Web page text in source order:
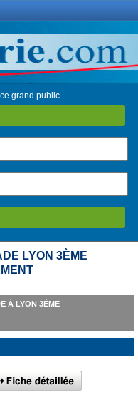
grand public
LYON 3ÈME
À LYON 3ÈME